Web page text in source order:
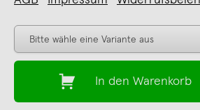
In den Warenkorb